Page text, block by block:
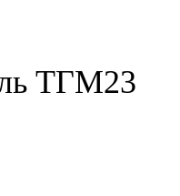
ТГМ23